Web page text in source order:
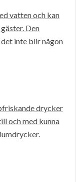
vatten och kan
Den
inte blir någon
drycker
och med kunna